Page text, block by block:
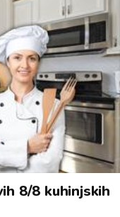
8/8 kuhinjskih